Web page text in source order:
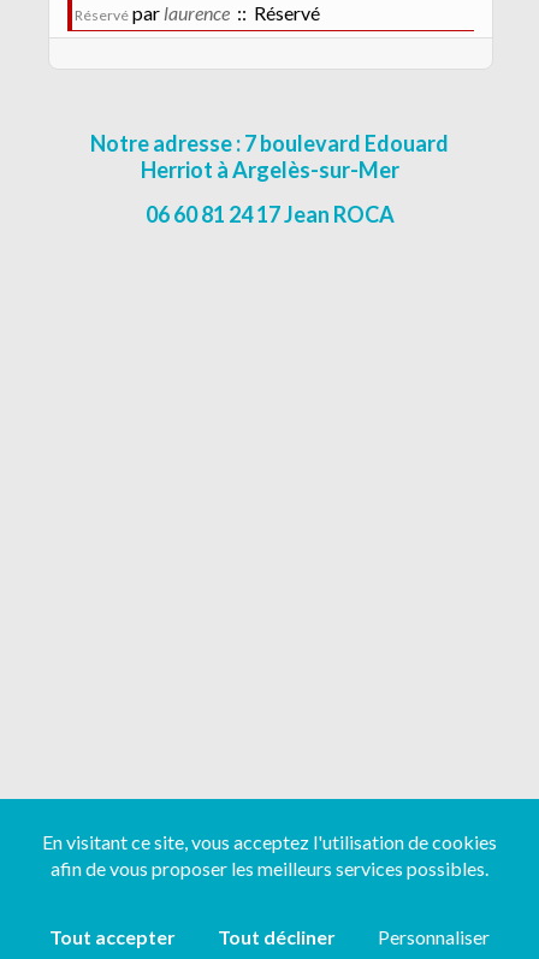
Réservé par laurence :: Réservé
Notre adresse : 7 boulevard Edouard
Herriot à Argelès-sur-Mer
06 60 81 24 17 Jean ROCA
Copyright ©2026
En visitant ce site, vous acceptez l'utilisation de cookies
afin de vous proposer les meilleurs services possibles.
Tout accepter Tout décliner Personnaliser